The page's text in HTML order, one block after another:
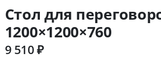
Стол для
1200×1200×760
9 510 ₽